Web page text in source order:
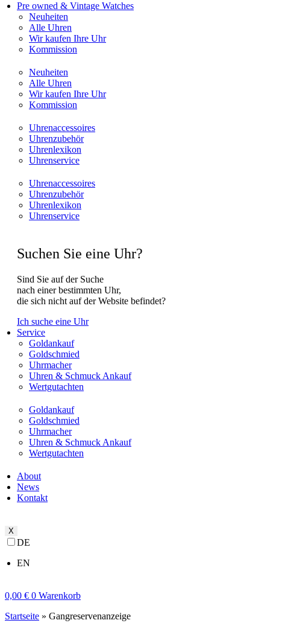
Pre owned & Vintage Watches
Neuheiten
Alle Uhren
Wir kaufen Ihre Uhr
Kommission
Neuheiten
Alle Uhren
Wir kaufen Ihre Uhr
Kommission
Uhrenaccessoires
Uhrenzubehör
Uhrenlexikon
Uhrenservice
Uhrenaccessoires
Uhrenzubehör
Uhrenlexikon
Uhrenservice
Suchen Sie eine Uhr?
Sind Sie auf der Suche
nach einer bestimmten Uhr,
die sich nicht auf der Website befindet?
Ich suche eine Uhr
Service
Goldankauf
Goldschmied
Uhrmacher
Uhren & Schmuck Ankauf
Wertgutachten
Goldankauf
Goldschmied
Uhrmacher
Uhren & Schmuck Ankauf
Wertgutachten
About
News
Kontakt
X
DE
EN
0,00 € 0 Warenkorb
Startseite » Gangreservenanzeige